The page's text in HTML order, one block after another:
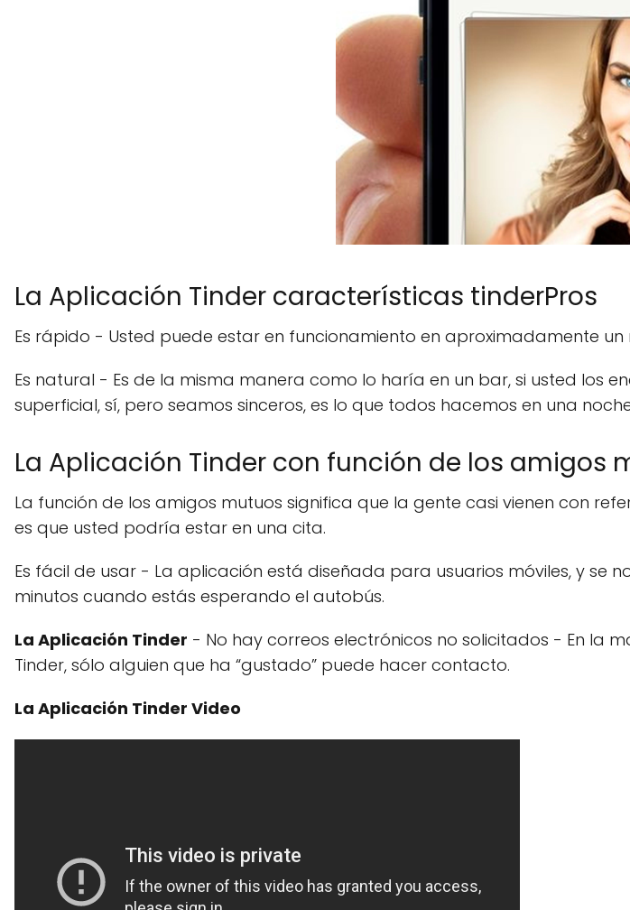
La Aplicación Tinder características tinderPros
Es rápido - Usted puede estar en funcionamiento en aproximadamente un
Es natural - Es de la misma manera como lo haría en un bar, si usted los
superficial, sí, pero seamos sinceros, es lo que todos hacemos en una
La Aplicación Tinder con función de los amigos
La función de los amigos mutuos significa que la gente casi vienen con
es que usted podría estar en una cita.
Es fácil de usar - La aplicación está diseñada para usuarios móviles, y se
minutos cuando estás esperando el autobús.
La Aplicación Tinder - No hay correos electrónicos no solicitados - En la
Tinder, sólo alguien que ha “gustado” puede hacer contacto.
La Aplicación Tinder Video